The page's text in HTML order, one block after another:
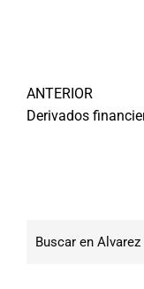
ANTERIOR